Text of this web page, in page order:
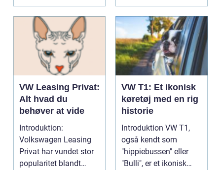
VW Leasing Privat:
Alt hvad du
behøver at vide
Introduktion:
Volkswagen Leasing
Privat har vundet stor
popularitet blandt
VW T1: Et ikonisk
køretøj med en rig
historie
Introduktion VW T1,
også kendt som
"hippiebussen" eller
"Bulli", er et ikonisk